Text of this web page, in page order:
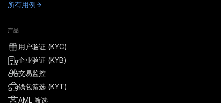
所有用例
产品
用户验证 (KYC)
企业验证 (KYB)
交易监控
钱包筛选 (KYT)
AML 筛选